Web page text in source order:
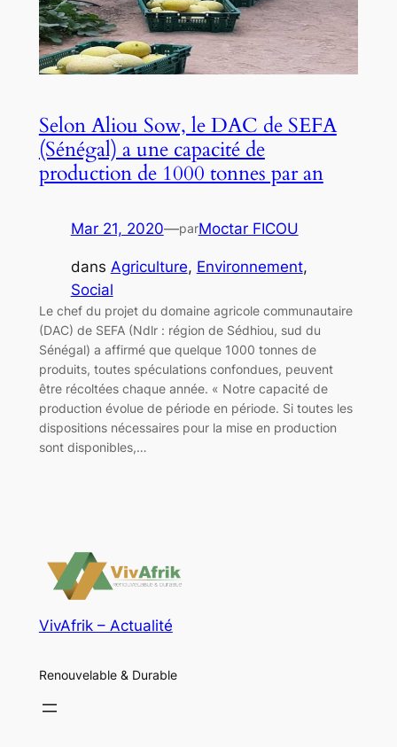
Selon Aliou Sow, le DAC de SEFA
(Sénégal) a une capacité de
production de 1000 tonnes par an
Mar 21, 2020—parMoctar FICOU
dans Agriculture, Environnement
Social
Le chef du projet du domaine agricole communautaire
(DAC) de SEFA (Ndlr : région de Sédhiou, sud du
Sénégal) a affirmé que quelque 1000 tonnes de
produits, toutes spéculations confondues, peuvent
être récoltées chaque année. « Notre capacité de
production évolue de période en période. Si toutes les
dispositions nécessaires pour la mise en production
sont disponibles,…
VivAfrik – Actualité
Renouvelable & Durable